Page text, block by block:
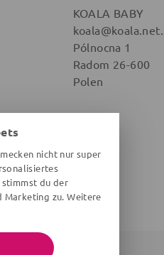
KOALA BABY
Pólnocna 1
Radom 26-600
Polen
nicht nur super
stimmst du der
Marketing zu. Weitere